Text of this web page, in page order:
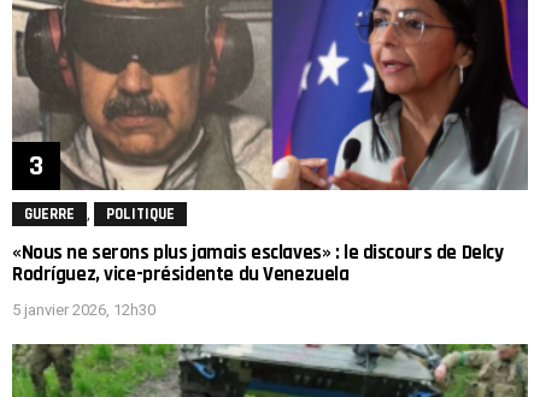
GUERRE POLITIQUE
«Nous ne serons plus jamais esclaves» : le discours de Delcy
Rodríguez, vice-présidente du Venezuela
5 janvier 2026, 12h30